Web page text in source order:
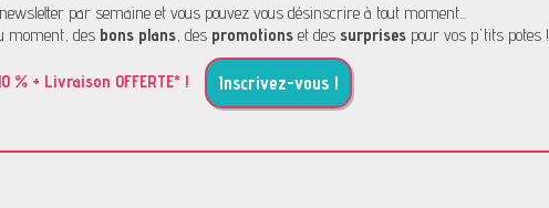
par semaine et vous pouvez vous désinscrire à tout moment...
moment, des bons plans, des promotions et dessurprises pour vos p'tits potes !
% + Livraison OFFERTE* ! Inscrivez-vous !